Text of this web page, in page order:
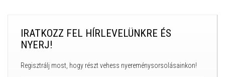
IRATKOZZ FEL HÍRLEVELÜNKRE ÉS
NYERJ!
Regisztrálj most, hogy részt vehess nyereménysorsolásainkon!